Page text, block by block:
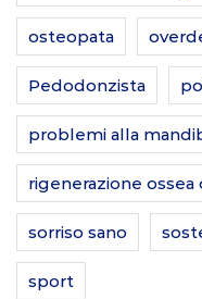
osteopata
Pedodonzista
problemi alla
rigenerazione
sorriso sano
sport